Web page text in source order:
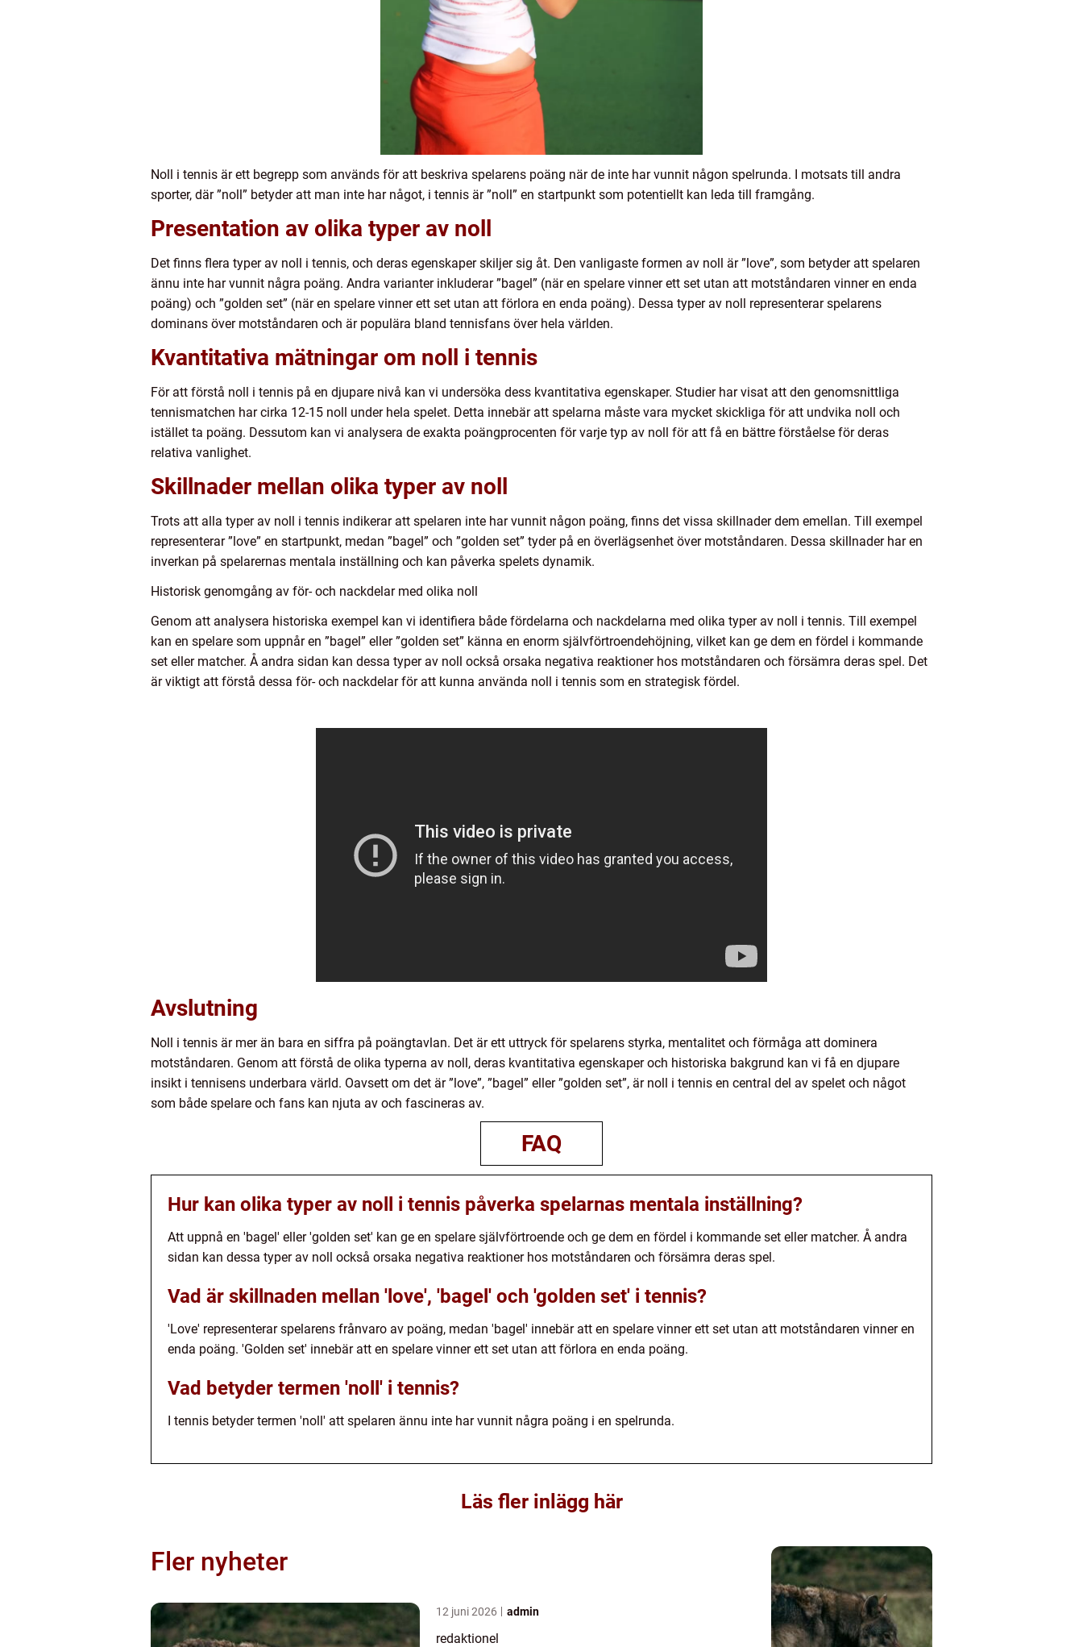
Noll i tennis är ett begrepp som används för att beskriva spelarens poäng när de inte har vunnit någon spelrunda. I motsats till andra
sporter, där ”noll” betyder att man inte har något, i tennis är ”noll” en startpunkt som potentiellt kan leda till framgång.
Presentation av olika typer av noll
Det finns flera typer av noll i tennis, och deras egenskaper skiljer sig åt. Den vanligaste formen av noll är ”love”, som betyder att spelaren
ännu inte har vunnit några poäng. Andra varianter inkluderar ”bagel” (när en spelare vinner ett set utan att motståndaren vinner en enda
poäng) och ”golden set” (när en spelare vinner ett set utan att förlora en enda poäng). Dessa typer av noll representerar spelarens
dominans över motståndaren och är populära bland tennisfans över hela världen.
Kvantitativa mätningar om noll i tennis
För att förstå noll i tennis på en djupare nivå kan vi undersöka dess kvantitativa egenskaper. Studier har visat att den genomsnittliga
tennismatchen har cirka 12-15 noll under hela spelet. Detta innebär att spelarna måste vara mycket skickliga för att undvika noll och
istället ta poäng. Dessutom kan vi analysera de exakta poängprocenten för varje typ av noll för att få en bättre förståelse för deras
relativa vanlighet.
Skillnader mellan olika typer av noll
Trots att alla typer av noll i tennis indikerar att spelaren inte har vunnit någon poäng, finns det vissa skillnader dem emellan. Till exempel
representerar ”love” en startpunkt, medan ”bagel” och ”golden set” tyder på en överlägsenhet över motståndaren. Dessa skillnader har en
inverkan på spelarernas mentala inställning och kan påverka spelets dynamik.
Historisk genomgång av för- och nackdelar med olika noll
Genom att analysera historiska exempel kan vi identifiera både fördelarna och nackdelarna med olika typer av noll i tennis. Till exempel
kan en spelare som uppnår en ”bagel” eller ”golden set” känna en enorm självförtroendehöjning, vilket kan ge dem en fördel i kommande
set eller matcher. Å andra sidan kan dessa typer av noll också orsaka negativa reaktioner hos motståndaren och försämra deras spel. Det
är viktigt att förstå dessa för- och nackdelar för att kunna använda noll i tennis som en strategisk fördel.
Avslutning
Noll i tennis är mer än bara en siffra på poängtavlan. Det är ett uttryck för spelarens styrka, mentalitet och förmåga att dominera
motståndaren. Genom att förstå de olika typerna av noll, deras kvantitativa egenskaper och historiska bakgrund kan vi få en djupare
insikt i tennisens underbara värld. Oavsett om det är ”love”, ”bagel” eller ”golden set”, är noll i tennis en central del av spelet och något
som både spelare och fans kan njuta av och fascineras av.
FAQ
Hur kan olika typer av noll i tennis påverka spelarnas mentala inställning?
Att uppnå en 'bagel' eller 'golden set' kan ge en spelare självförtroende och ge dem en fördel i kommande set eller matcher. Å andra
sidan kan dessa typer av noll också orsaka negativa reaktioner hos motståndaren och försämra deras spel.
Vad är skillnaden mellan 'love', 'bagel' och 'golden set' i tennis?
'Love' representerar spelarens frånvaro av poäng, medan 'bagel' innebär att en spelare vinner ett set utan att motståndaren vinner en
enda poäng. 'Golden set' innebär att en spelare vinner ett set utan att förlora en enda poäng.
Vad betyder termen 'noll' i tennis?
I tennis betyder termen 'noll' att spelaren ännu inte har vunnit några poäng i en spelrunda.
Läs fler inlägg här
Fler nyheter
12 juni 2026 admin
redaktionel